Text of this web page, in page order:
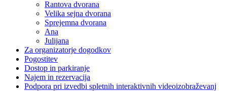
Rantova dvorana
Velika sejna dvorana
Sprejemna dvorana
Ana
Julijana
Za organizatorje dogodkov
Pogostitev
Dostop in parkiranje
Najem in rezervacija
Podpora pri izvedbi spletnih interaktivnih videoizobraževanj